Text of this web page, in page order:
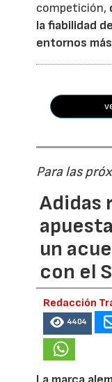
competición,
la fiabilidad
entornos
Para las
Adidas
un
con el
Redacción
4404